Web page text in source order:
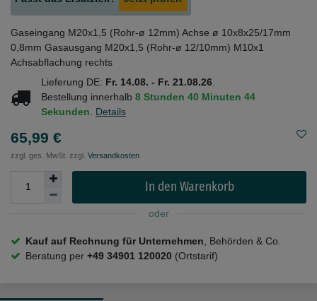
Gaseingang M20x1,5 (Rohr-ø 12mm) Achse ø 10x8x25/17mm
0,8mm Gasausgang M20x1,5 (Rohr-ø 12/10mm) M10x1
Achsabflachung rechts
Lieferung DE: Fr. 14.08. - Fr. 21.08.26
Bestellung innerhalb 8 Stunden 40 Minuten 44
Sekunden
Details
65,99 €
zzgl. ges. MwSt. zzgl. Versandkosten
In den Warenkorb
oder
Kauf auf Rechnung für Unternehmen , Behörden & Co.
Beratung per +49 34901 120020 (Ortstarif)